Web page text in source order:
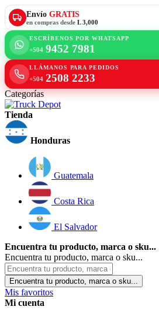
Envío GRATIS
en compras desde L 3,000
ESCRÍBENOS POR WHATSAPP
+504 9452 7981
LLÁMANOS PARA PEDIDOS
+504 2508 2233
Categorías
Tienda
Honduras
Guatemala
Costa Rica
El Salvador
Encuentra tu producto, marca o sku...
Encuentra tu producto, marca o sku...
Encuentra tu producto, marca o sku...
Mis favoritos
Mi cuenta